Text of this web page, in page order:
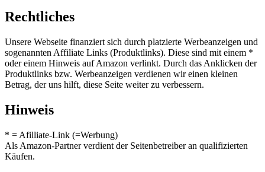
Rechtliches
Unsere Webseite finanziert sich durch platzierte Werbeanzeigen und
sogenannten Affiliate Links (Produktlinks). Diese sind mit einem *
oder einem Hinweis auf Amazon verlinkt. Durch das Anklicken der
Produktlinks bzw. Werbeanzeigen verdienen wir einen kleinen
Betrag, der uns hilft, diese Seite weiter zu verbessern.
Hinweis
* = Afilliate-Link (=Werbung)
Als Amazon-Partner verdient der Seitenbetreiber an qualifizierten
Käufen.